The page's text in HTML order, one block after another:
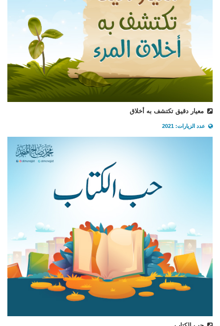
معيار دقيق تكتشف به أخلاق
عدد الزيارات: 2021